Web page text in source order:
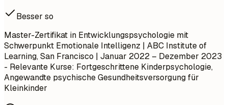
Besser so
Master-Zertifikat in Entwicklungspsychologie mit
Schwerpunkt Emotionale Intelligenz | ABC Institute of
Learning, San Francisco | Januar 2022 – Dezember 2023
- Relevante Kurse: Fortgeschrittene Kinderpsychologie,
Angewandte psychische Gesundheitsversorgung für
Kleinkinder